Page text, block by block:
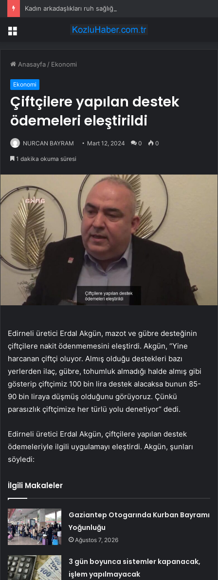
Kadın arkadaşlıkları ruh sağlığını güçlendiriyor
Menü
Anasayfa / Ekonomi
Ekonomi
Çiftçilere yapılan destek
ödemeleri eleştirildi
NURCAN BAYRAM Mart 12, 2024 0 0
1 dakika okuma süresi
Edirneli üretici Erdal Akgün, mazot ve gübre desteğinin
çiftçilere nakit ödenmemesini eleştirdi. Akgün, “Yine
harcanan çiftçi oluyor. Almış olduğu destekleri bazı
yerlerden ilaç, gübre, tohumluk almadığı halde almış gibi
gösterip çiftçimiz 100 bin lira destek alacaksa bunun 85-
90 bin liraya düşmüş olduğunu görüyoruz. Çünkü
parasızlık çiftçimize her türlü yolu denetiyor” dedi.
Edirneli üretici Erdal Akgün, çiftçilere yapılan destek
ödemeleriyle ilgili uygulamayı eleştirdi. Akgün, şunları
söyledi:
İlgili Makaleler
Gaziantep Otogarında Kurban Bayramı
Yoğunluğu
Ağustos 7, 2026
3 gün boyunca sistemler kapanacak,
işlem yapılmayacak